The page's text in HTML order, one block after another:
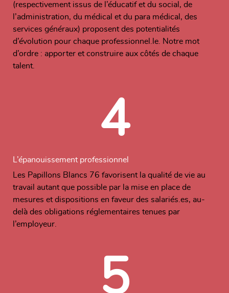
(respectivement issus de l’éducatif et du social, de
l’administration, du médical et du para médical, des
services généraux) proposent des potentialités
d’évolution pour chaque professionnel.le. Notre mot
d’ordre : apporter et construire aux côtés de chaque
talent.
4
L’épanouissement professionnel
Les Papillons Blancs 76 favorisent la qualité de vie au
travail autant que possible par la mise en place de
mesures et dispositions en faveur des salariés.es, au-
delà des obligations réglementaires tenues par
l’employeur.
5